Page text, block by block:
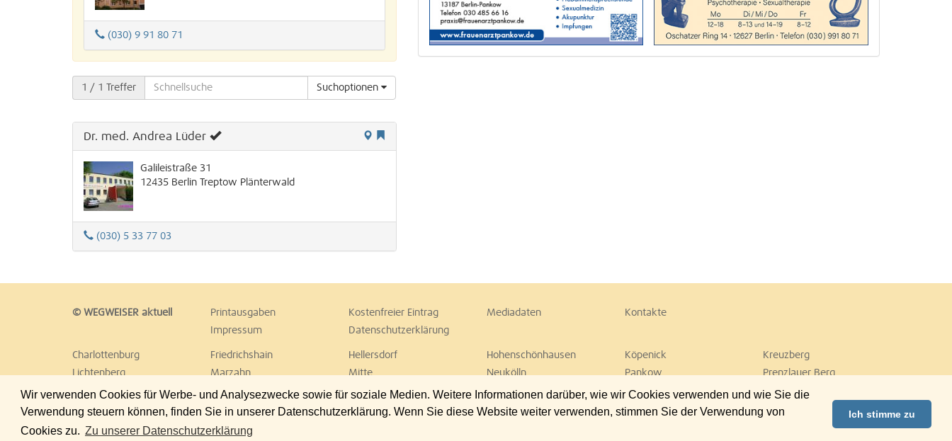
Wir verwenden Cookies für Werbe- und Analysezwecke sowie für soziale Medien. Weitere Informationen darüber, wie wir Cookies verwenden und wie Sie die
Verwendung steuern können, finden Sie in unserer Datenschutzerklärung. Wenn Sie diese Website weiter verwenden, stimmen Sie der Verwendung von
Cookies zu. Zu unserer Datenschutzerklärung
Ich stimme zu
(030) 9 91 80 71
1 / 1 Treffer Suchoptionen
Dr. med. Andrea Lüder
Galileistraße 31
12435 Berlin Treptow Plänterwald
(030) 5 33 77 03
© WEGWEISER aktuell Printausgaben Kostenfreier Eintrag Mediadaten
Kontakte
Impressum
Datenschutzerklärung
Charlottenburg Friedrichshain Hellersdorf Hohenschönhausen Köpenick
Kreuzberg
Lichtenberg
Marzahn Mitte Neukölln Pankow
Prenzlauer Berg
Reinickendorf
Schöneberg Spandau Steglitz Tempelhof
Tiergarten
Treptow
Umland Ost Wedding Weißensee Wilmersdorf Zehlendorf